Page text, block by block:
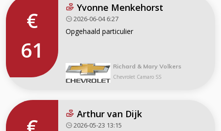
€
61
Yvonne Menkehorst
2026-06-04 6:27
Opgehaald particulier
Richard & Mary Volkers
Chevrolet Camaro SS
Arthur van Dijk
2026-05-23 13:15